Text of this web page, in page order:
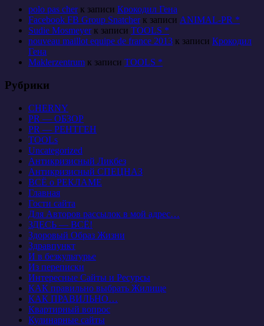
polo pas cherк записи Крокодил Гена
Facebook FB Group Snatcherк записи ANIMAL-PR *
Sudie Mosmeyerк записи TOOLS *
nouveau maillot equipe de france 2013 к записи Крокодил
Гена
Maklerzentrum к записи TOOLS *
Рубрики
CHERNY
PR — ОБЗОР
PR — РЕНТГЕН
TOOLs
Uncategorized
Антикризисный Ликбез
Антикризисный СПЕЦНАЗ
ВСЁ о РЕКЛАМЕ
Главная
Гости сайта
Для Авторов рассылок в мой адрес…
ЗДЕСЬ — ВСЁ!
Здоровый Образ Жизни
Здравпункт
И в безкультурье
Из переписки
Интересные Сайты и Ресурсы
КАК правильно выбрать Жилище
КАК ПРАВИЛЬНО…
Квартирный вопрос
Кулинарные сайты